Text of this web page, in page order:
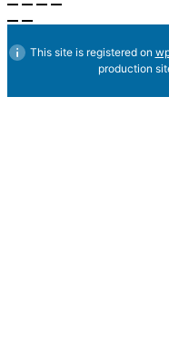
This site is registered on
production